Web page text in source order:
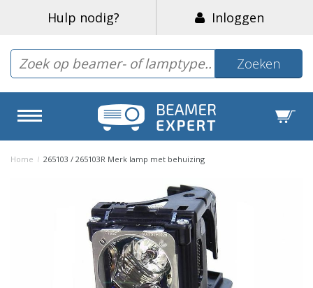
Hulp nodig? Inloggen
Zoeken
Home / 265103 / 265103R Merk lamp met behuizing